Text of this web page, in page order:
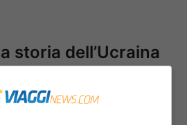
storia dell’Ucraina
la
splendido castello di